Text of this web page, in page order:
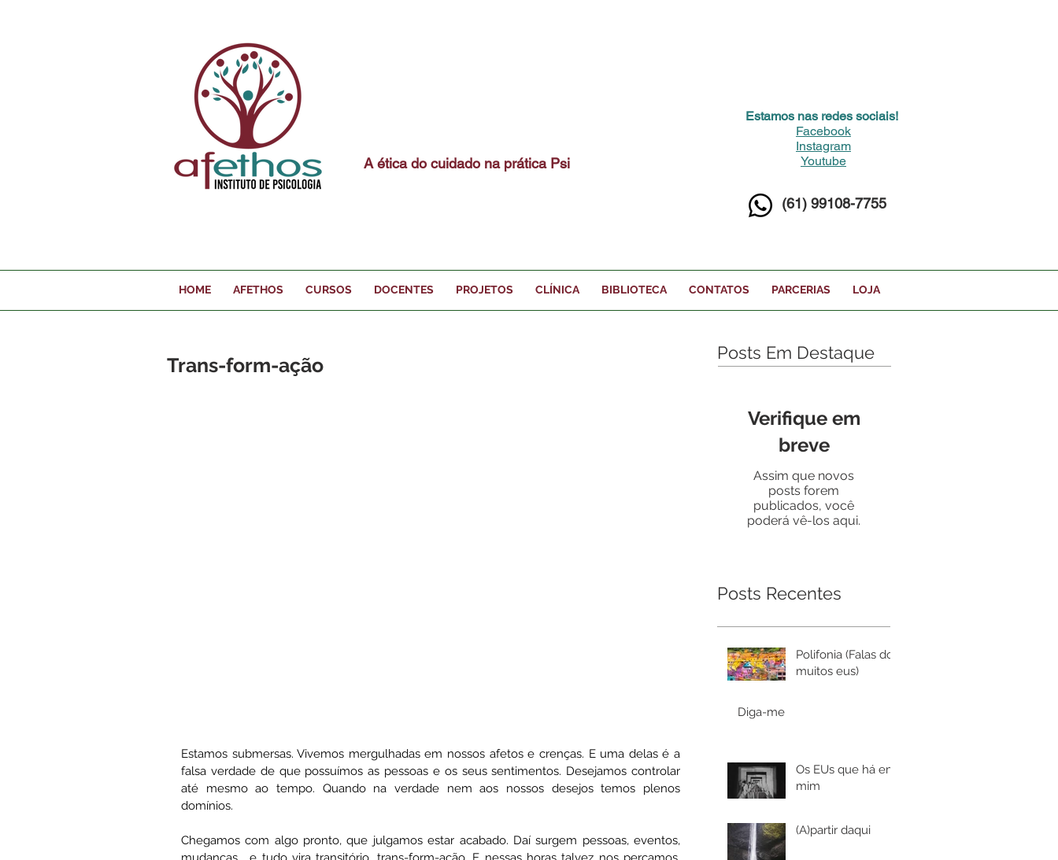
A ética do cuidado na prática Psi
Estamos nas redes sociais!
Facebook
Instagram
Youtube
(61) 99108-7755
HOME AFETHOS CURSOS DOCENTES PROJETOS CLÍNICA BIBLIOTECA CONTATOS PARCERIAS LOJA
Trans-form-ação
Estamos submersas. Vivemos mergulhadas em nossos afetos e crenças. E uma delas é a
falsa verdade de que possuímos as pessoas e os seus sentimentos. Desejamos controlar
até mesmo ao tempo. Quando na verdade nem aos nossos desejos temos plenos
domínios.
Chegamos com algo pronto, que julgamos estar acabado. Daí surgem pessoas, eventos,
Posts Em Destaque
Verifique em
breve
Assim que novos
posts forem
publicados, você
poderá vê-los aqui.
Posts Recentes
Polifonia (Falas dos
muitos eus)
Diga-me
Os EUs que há em
mim
(A)partir daqui